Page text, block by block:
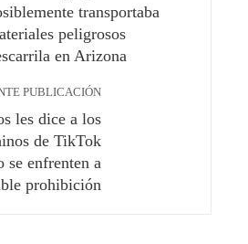
transportaba
peligrosos
en Arizona
PUBLICACIÓN
les dice a los
de TikTok
se enfrenten a
prohibición